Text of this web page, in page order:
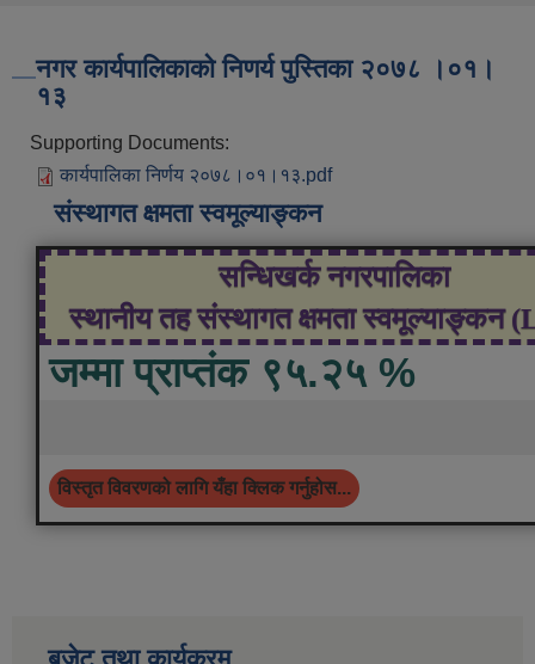
नगर कार्यपालिकाकाे निणर्य पुस्तिका २०७८ ।०१।
१३
Supporting Documents:
कार्यपालिका निर्णय २०७८।०१।१३.pdf
संस्थागत क्षमता स्वमूल्याङ्कन
सन्धिखर्क नगरपालिका
स्थानीय तह संस्थागत क्षमता स्वमूल्याङ्कन
जम्मा प्राप्तंक ९५.२५ %
विस्तृत विवरणको लागि यँहा क्लिक गर्नुहोस...